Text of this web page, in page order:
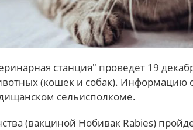
станция" проведет 19
(кошек и собак). Информацию
сельисполкоме.
(вакциной Нобивак Rabies)